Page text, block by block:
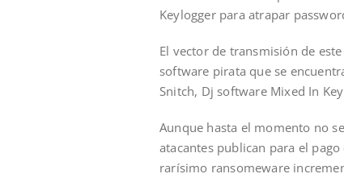
Keylogger para atrapar
El vector de transmisión de
software pirata que se
Snitch, Dj software Mixed In
Aunque hasta el momento no
atacantes publican para el
rarísimo ransomeware